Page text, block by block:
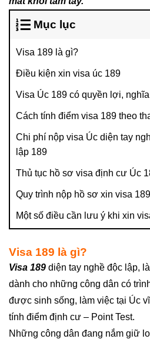
Mục lục
Visa 189 là gì?
Điều kiện xin visa úc 189
Visa Úc 189 có quyền lợi,
Cách tính điểm visa 189 theo
Chi phí nộp visa Úc diện tay
lập 189
Thủ tục hồ sơ visa định cư Úc
Quy trình nộp hồ sơ xin visa 189
Một số điều cần lưu ý khi xin
Visa 189 là gì?
Visa 189 diện tay nghề độc lập,
dành cho những công dân có
được sinh sống, làm việc tại Úc
tính điểm định cư – Point Test.
Những công dân đang nắm giữ